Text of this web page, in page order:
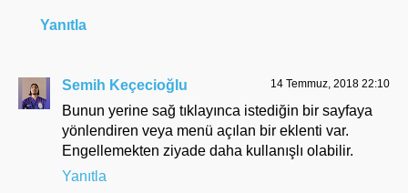
Yanıtla
Semih Keçecioğlu 14 Temmuz, 2018 22:10
Bunun yerine sağ tıklayınca istediğin bir sayfaya
yönlendiren veya menü açılan bir eklenti var.
Engellemekten ziyade daha kullanışlı olabilir.
Yanıtla